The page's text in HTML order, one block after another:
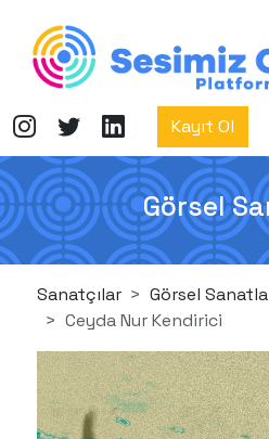
Kayıt Ol
Görsel
Sanatçılar
Görsel
Ceyda Nur Kendirici